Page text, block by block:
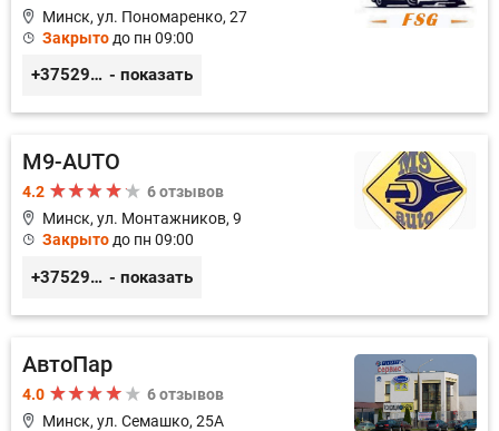
Минск, ул. Пономаренко, 27
Закрыто до пн 09:00
+375291882338 - показать
M9-AUTO
4.2
6 отзывов
Минск, ул. Монтажников, 9
Закрытодо пн 09:00
+375299395764 - показать
АвтоПар
4.0
6 отзывов
Минск, ул. Семашко, 25А